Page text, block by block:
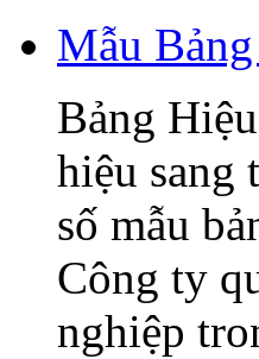
Mẫu
Bảng
hiệu sang
số mẫu
Công ty
nghiệp